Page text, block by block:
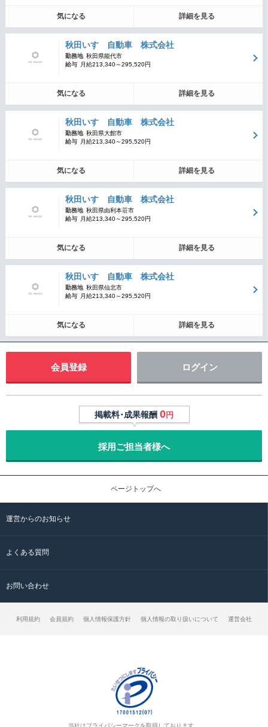
気になる 詳細を見る
秋田いすゞ自動車 株式会社
勤務地 秋田県能代市
給与
月給213,340～295,520円
気になる 詳細を見る
秋田いすゞ自動車 株式会社
勤務地 秋田県大館市
給与
月給213,340～295,520円
気になる 詳細を見る
秋田いすゞ自動車 株式会社
勤務地 秋田県由利本荘市
給与
月給213,340～295,520円
気になる 詳細を見る
秋田いすゞ自動車 株式会社
勤務地 秋田県仙北市
給与
月給213,340～295,520円
気になる 詳細を見る
会員登録 ログイン
掲載料･成果報酬 0円
採用ご担当者様へ
ページトップへ
運営からのお知らせ
よくある質問
お問い合わせ
利用規約 会員規約 個人情報保護方針 個人情報の取り扱いについて 運営会社
当社はプライバシーマークを取得しております。